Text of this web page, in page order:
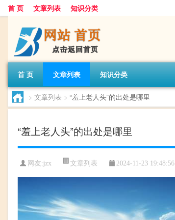
首 页 文章列表 知识分类
首 页 文章列表 知识分类
> 文章列表 > “羞上老人头”的出处是哪里
“羞上老人头”的出处是哪里
网友:jzx 文章列表 2024-11-23 19:48:56